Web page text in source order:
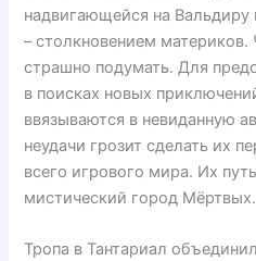
надвигающейся на Вальдиру
– столкновением
страшно подумать. Для
в поисках новых
ввязываются в невиданную
неудачи грозит сделать их
всего игрового мира. Их
мистический город
Тропа в Тантариал